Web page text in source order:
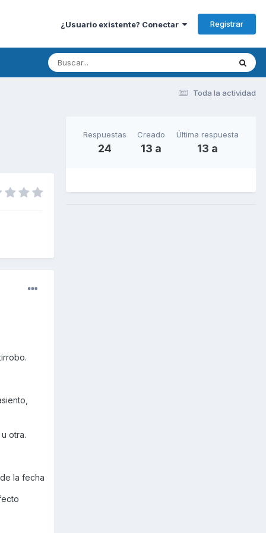
¿Usuario existente? Conectar Registrar
Toda la actividad
otra.
la fecha
Respuestas
24
Creado
13 a
Última respuesta
13 a